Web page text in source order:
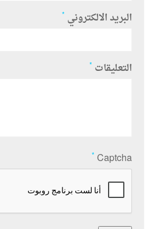
البريد الالكتروني *
التعليقات *
Captcha
*